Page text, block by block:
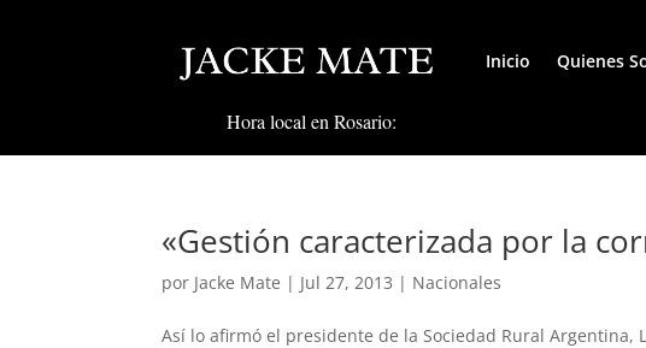
Inicio Quienes
Hora local en Rosario:
«Gestión caracterizada por la
por Jacke Mate | Jul 27, 2013 | Nacionales
Así lo afirmó el presidente de la Sociedad Rural